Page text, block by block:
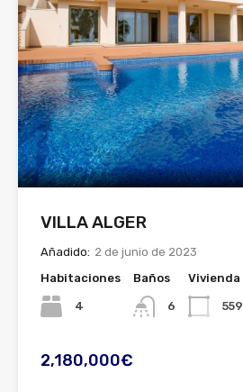
VILLA ALGER
Añadido: 2 de junio de 2023
Habitaciones
4
Baños
6
Vivienda
559
2,180,000€